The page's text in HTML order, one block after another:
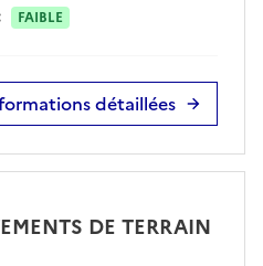
FAIBLE
détaillées
DE TERRAIN